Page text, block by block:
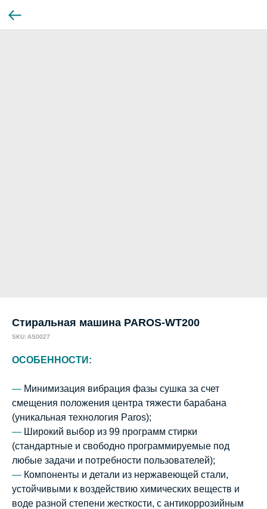
Стиральная машина PAROS-WT200
SKU: AS0027
ОСОБЕННОСТИ:
— Минимизация вибрация фазы сушка за счет
смещения положения центра тяжести барабана
(уникальная технология Paros);
— Широкий выбор из 99 программ стирки
(стандартные и свободно программируемые под
любые задачи и потребности пользователей);
— Компоненты и детали из нержавеющей стали,
устойчивыми к воздействию химических веществ и
воде разной степени жесткости, с антикоррозийным